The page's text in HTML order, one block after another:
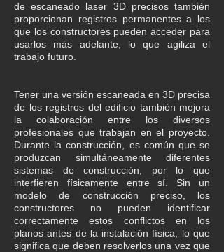
de escaneado laser 3D precisos también
proporcionan registros permanentes a los
que los constructores pueden acceder para
usarlos más adelante, lo que agiliza el
trabajo futuro.
Tener una versión escaneada en 3D precisa
de los registros del edificio también mejora
la colaboración entre los diversos
profesionales que trabajan en el proyecto.
Durante la construcción, es común que se
produzcan simultáneamente diferentes
sistemas de construcción, por lo que
interfieren físicamente entre sí. Sin un
modelo de construcción preciso, los
constructores no pueden identificar
correctamente estos conflictos en los
planos antes de la instalación física, lo que
significa que deben resolverlos una vez que